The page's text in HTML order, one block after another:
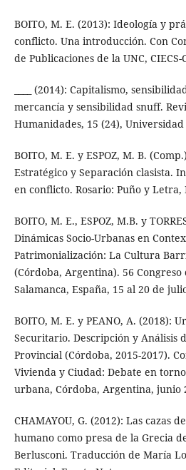
BOITO, M. E. (2013): Ideología y
conflicto. Una introducción. Con
de Publicaciones de la UNC, CIECS-
____ (2014): Capitalismo,
mercancía y sensibilidad snuff.
Humanidades, 15 (24),
BOITO, M. E. y ESPOZ, M. B.
Estratégico y Separación clasista.
en conflicto. Rosario: Puño y
BOITO, M. E., ESPOZ, M.B. y
Dinámicas Socio-Urbanas en
Patrimonialización: La Cultura
(Córdoba, Argentina). 56 Congreso
Salamanca, España, 15 al 20 de
BOITO, M. E. y PEANO, A. (2018):
Securitario. Descripción y Análisis
Provincial (Córdoba, 2015-2017).
Vivienda y Ciudad: Debate en
urbana, Córdoba, Argentina, junio
CHAMAYOU, G. (2012): Las cazas
humano como presa de la Grecia
Berlusconi. Traducción de María